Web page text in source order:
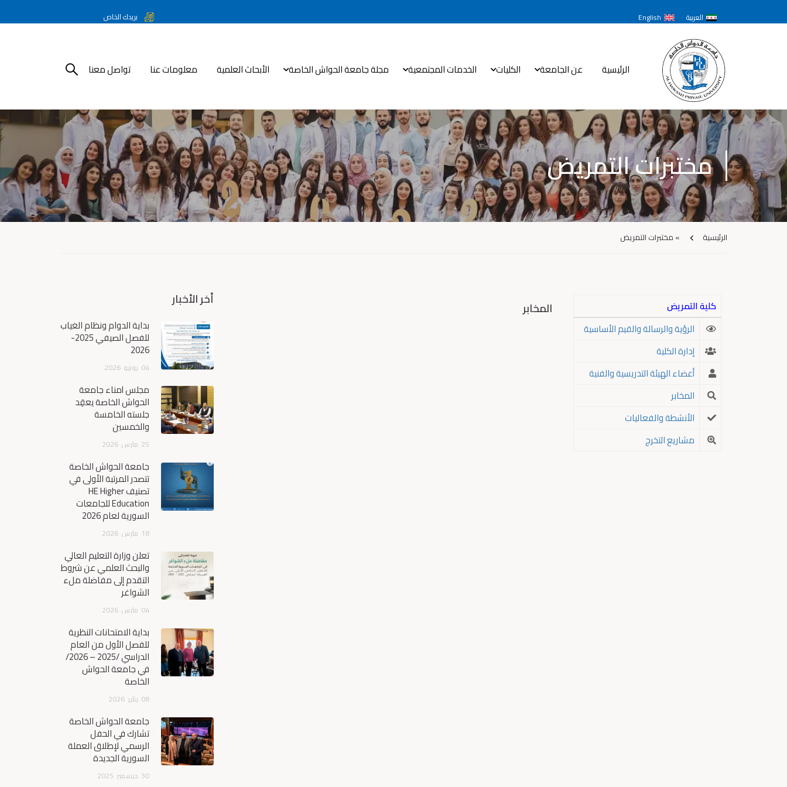
العربية English بريدك الخاص
الرئيسية عن الجامعة الكليات الخدمات المجتمعية مجلة جامعة الحواش الخاصة الأبحاث العلمية معلومات عنا تواصل معنا
مختبرات التمريض
الرئيسية » مختبرات التمريض
كلية التمريض
الرؤية والرسالة والقيم الأساسية
إدارة الكلية
أعضاء الهيئة التدريسية والفنية
المخابر
الأنشطة والفعاليات
مشاريع التخرج
المخابر أخر الأخبار
بداية الدوام ونظام الغياب
للفصل الصيفي 2025-
2026
04 يونيو 2026
مجلس أمناء جامعة
الحواش الخاصة يعقِد
جلسته الخامسة
والخمسين
25 مارس 2026
جامعة الحواش الخاصة
تتصدر المرتبة الأولى في
تصنيف HE Higher
Education للجامعات
السورية لعام 2026
18 مارس 2026
تعلن وزارة التعليم العالي
والبحث العلمي عن شروط
التقدم إلى مفاضلة ملء
الشواغر
04 مارس 2026
بداية الامتحانات النظرية
للفصل الأول من العام
الدراسي /2025 – 2026/
في جامعة الحواش
الخاصة
08 يناير 2026
جامعة الحواش الخاصة
تشارك في الحفل
الرسمي لإطلاق العملة
السورية الجديدة
30 ديسمبر 2025